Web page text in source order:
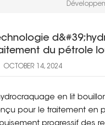
du pétrole
OCTOBER 14, 2024
en lit
pour le traitement en